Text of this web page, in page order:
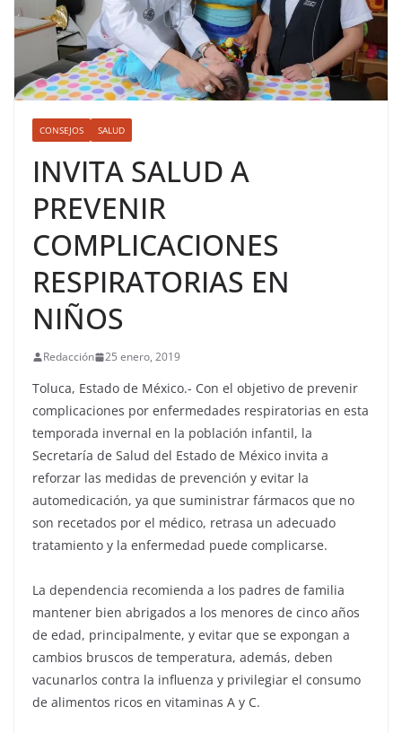
CONSEJOS SALUD
INVITA SALUD A
PREVENIR
COMPLICACIONES
RESPIRATORIAS EN
NIÑOS
Redacción 25 enero, 2019
Toluca, Estado de México.- Con el objetivo de prevenir
complicaciones por enfermedades respiratorias en esta
temporada invernal en la población infantil, la
Secretaría de Salud del Estado de México invita a
reforzar las medidas de prevención y evitar la
automedicación, ya que suministrar fármacos que no
son recetados por el médico, retrasa un adecuado
tratamiento y la enfermedad puede complicarse.
La dependencia recomienda a los padres de familia
mantener bien abrigados a los menores de cinco años
de edad, principalmente, y evitar que se expongan a
cambios bruscos de temperatura, además, deben
vacunarlos contra la influenza y privilegiar el consumo
de alimentos ricos en vitaminas A y C.